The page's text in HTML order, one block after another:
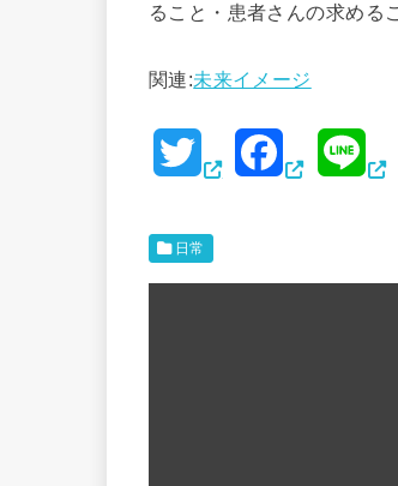
ること・患者さんの求める
関連:未来イメージ
i
日常